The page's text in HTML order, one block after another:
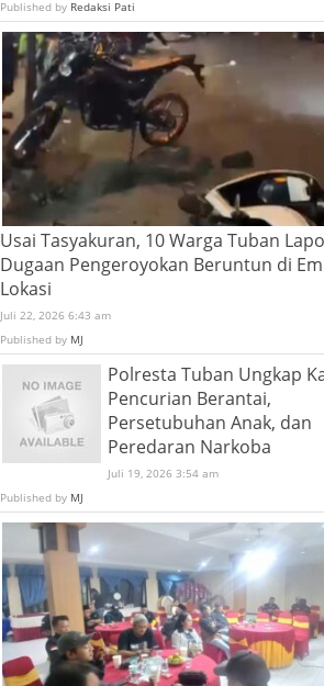
Published by Redaksi Pati
Usai Tasyakuran, 10 Warga Tuban
Dugaan Pengeroyokan Beruntun di
Lokasi
Juli 22, 2026 6:43 am
Published by MJ
Polresta Tuban Ungkap
Pencurian Berantai,
Persetubuhan Anak, dan
Peredaran Narkoba
Juli 19, 2026 3:54 am
Published by MJ